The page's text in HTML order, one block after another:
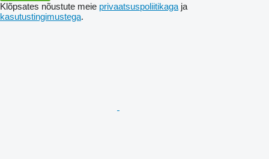
Klõpsates nõustute meie privaatsuspoliitikaga ja
kasutustingimustega.